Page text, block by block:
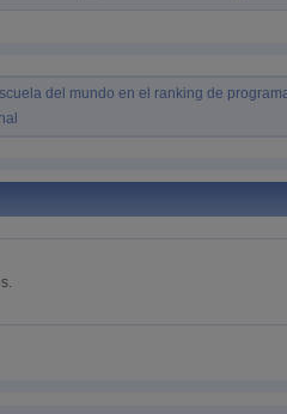
del mundo en el ranking de